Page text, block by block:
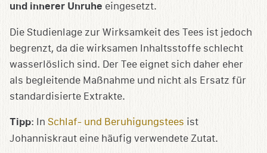
und innerer Unruhe eingesetzt.
Die Studienlage zur Wirksamkeit des Tees ist jedoch
begrenzt, da die wirksamen Inhaltsstoffe schlecht
wasserlöslich sind. Der Tee eignet sich daher eher
als begleitende Maßnahme und nicht als Ersatz für
standardisierte Extrakte.
Tipp: In Schlaf- und Beruhigungstees ist
Johanniskraut eine häufig verwendete Zutat.